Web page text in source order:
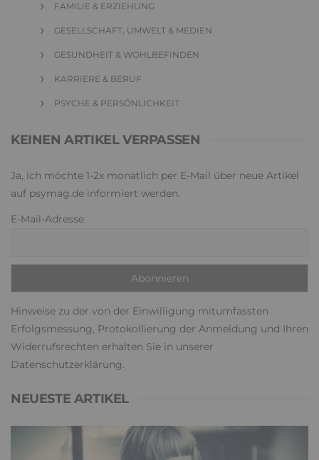
FAMILIE & ERZIEHUNG
GESELLSCHAFT, UMWELT & MEDIEN
GESUNDHEIT & WOHLBEFINDEN
KARRIERE & BERUF
PSYCHE & PERSÖNLICHKEIT
KEINEN ARTIKEL VERPASSEN
Ja, ich möchte 1-2x monatlich per E-Mail über neue Artikel
auf psymag.de informiert werden.
E-Mail-Adresse
Hinweise zu der von der Einwilligung mitumfassten
Erfolgsmessung, Protokollierung der Anmeldung und Ihren
Widerrufsrechten erhalten Sie in unserer
Datenschutzerklärung.
NEUESTE ARTIKEL